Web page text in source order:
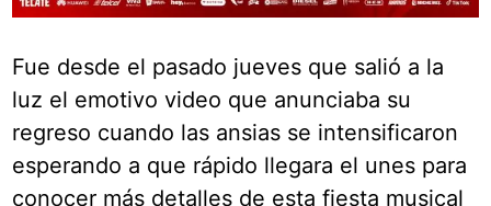
Fue desde el pasado jueves que salió a la
luz el emotivo video que anunciaba su
regreso cuando las ansias se intensificaron
esperando a que rápido llegara el unes para
conocer más detalles de esta fiesta musical